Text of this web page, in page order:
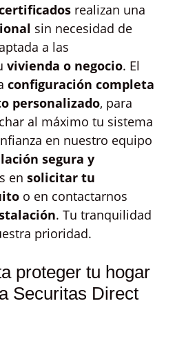
realizan una
sin necesidad de
a las
vivienda o negocio. El
configuración completa
personalizado, para
al máximo tu sistema
en nuestro equipo
segura y
en solicitar tu
o en contactarnos
. Tu tranquilidad
prioridad.
proteger tu hogar
Securitas Direct